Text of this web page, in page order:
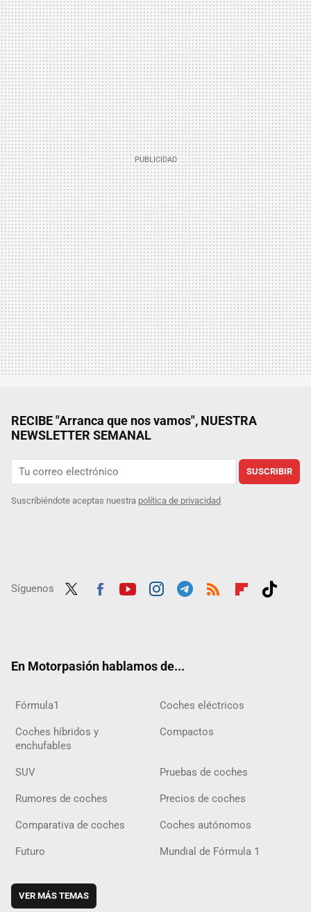
RECIBE "Arranca que nos vamos", NUESTRA
NEWSLETTER SEMANAL
SUSCRIBIR
Suscribiéndote aceptas nuestra política de privacidad
Síguenos
En Motorpasión hablamos de...
Fórmula1 Coches eléctricos
Coches híbridos y
enchufables
Compactos
SUV Pruebas de coches
Rumores de coches Precios de coches
Comparativa de coches Coches autónomos
Futuro Mundial de Fórmula 1
VER MÁS TEMAS